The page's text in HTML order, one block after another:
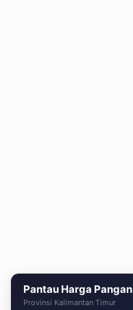
Pantau Harga Pangan
Provinsi Kalimantan Timur